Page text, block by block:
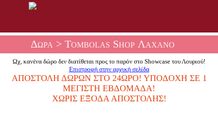
Δώρα> Tombolas Shop Λάχανο
Ωχ, κανένα δώρο δεν διατίθεται προς το παρόν στο Showcase του Λουριού!
Επιστροφή στην αρχική σελίδα
ΑΠΟΣΤΟΛΉ ΔΏΡΩΝ ΣΤΟ 24ΩΡΟ! ΥΠΟΔΟΧΉ ΣΕ 1
ΜΈΓΙΣΤΗ ΕΒΔΟΜΆΔΑ!
ΧΩΡΊΣ ΈΞΟΔΑ ΑΠΟΣΤΟΛΉΣ!